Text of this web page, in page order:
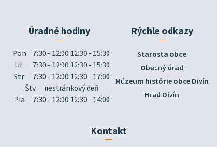
Úradné hodiny
Pon
7:30 - 12:00 12:30 - 15:30
Ut
7:30 - 12:00 12:30 - 15:30
Str
7:30 - 12:00 12:30 - 17:00
Štv
nestránkový deň
Pia
7:30 - 12:00 12:30 - 14:00
Rýchle odkazy
Starosta obce
Obecný úrad
Múzeum histórie obce Divín
Hrad Divín
Kontakt